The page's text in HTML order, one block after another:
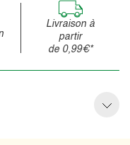
Livraison à
partir
de 0,99€*